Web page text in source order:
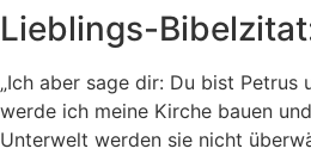
Lieblings-
„Ich aber sage dir: Du bist Petrus
werde ich meine Kirche bauen
Unterwelt werden sie nicht